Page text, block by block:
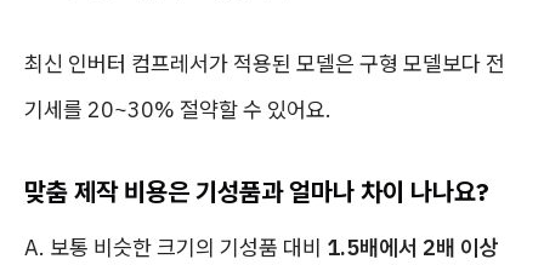
최신 인버터 컴프레서가 적용된 모델은 구형 모델보다 전
기세를 20~30% 절약할 수 있어요.
맞춤 제작 비용은 기성품과 얼마나 차이 나나요?
A. 보통 비슷한 크기의 기성품 대비 1.5배에서 2배 이상